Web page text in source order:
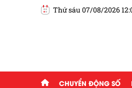
Thứ sáu 07/08/2026
CHUYỂN ĐỘNG SỐ